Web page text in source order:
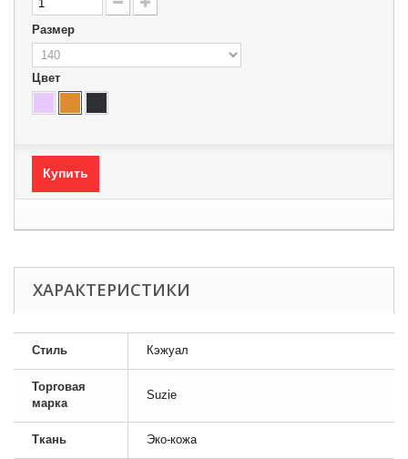
Размер
Цвет
Купить
ХАРАКТЕРИСТИКИ
Стиль Кэжуал
Торговая
марка
Suzie
Ткань Эко-кожа